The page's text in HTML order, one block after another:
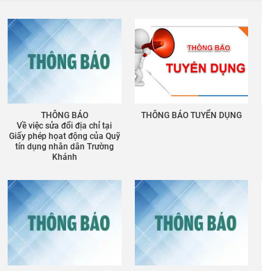
THÔNG BÁO
Về việc sửa đổi địa chỉ tại
Giấy phép họat động của Quỹ
tín dụng nhân dân Trường
Khánh
THÔNG BÁO TUYỂN DỤNG